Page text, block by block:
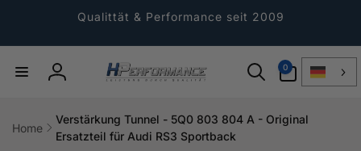
Qualittät & Performance seit 2009
Einloggen
0
Artikel
Home
Verstärkung Tunnel - 5Q0 803 804 A - Original
Ersatzteil für Audi RS3 Sportback